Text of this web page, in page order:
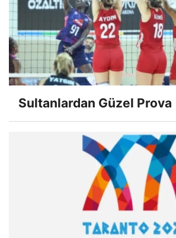
Sultanlardan Güzel Prova